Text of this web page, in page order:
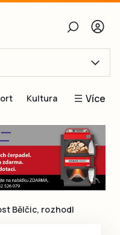
Obnovit heslo
Facebook
se
Kultura Více
Blogy
Inspirace
Čtenáři píší
Speciální přílohy
Bělčic, rozhodl